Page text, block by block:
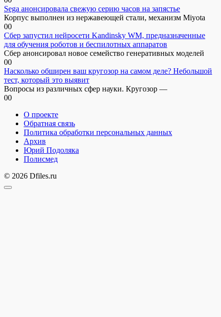
Sega анонсировала свежую серию часов на запястье
Корпус выполнен из нержавеющей стали, механизм Miyota
00
Сбер запустил нейросети Kandinsky WM, предназначенные
для обучения роботов и беспилотных аппаратов
Сбер анонсировал новое семейство генеративных моделей
00
Насколько обширен ваш кругозор на самом деле? Небольшой
тест, который это выявит
Вопросы из различных сфер науки. Кругозор —
00
О проекте
Обратная связь
Политика обработки персональных данных
Архив
Юрий Подоляка
Полисмед
© 2026 Dfiles.ru